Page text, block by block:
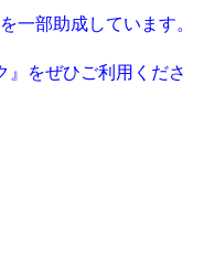
一部助成しています。
をぜひご利用くださ